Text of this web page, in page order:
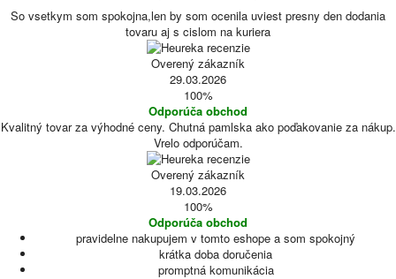
So vsetkym som spokojna,len by som ocenila uviest presny den dodania
tovaru aj s cislom na kuriera
Overený zákazník
29.03.2026
100%
Odporúča obchod
Kvalitný tovar za výhodné ceny. Chutná pamlska ako poďakovanie za nákup.
Vrelo odporúčam.
Overený zákazník
19.03.2026
100%
Odporúča obchod
pravidelne nakupujem v tomto eshope a som spokojný
krátka doba doručenia
promptná komunikácia